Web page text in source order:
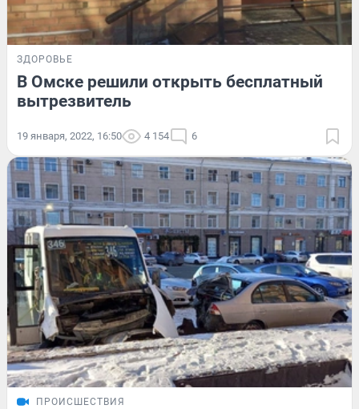
ЗДОРОВЬЕ
В Омске решили открыть бесплатный
вытрезвитель
19 января, 2022, 16:50 4 154 6
ПРОИСШЕСТВИЯ